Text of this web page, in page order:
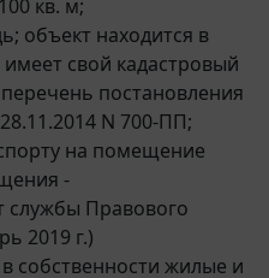
кв. м;
объект находится в
свой кадастровый
постановления
N 700-ПП;
на помещение
-
службы Правового
2019 г.)
собственности жилые и